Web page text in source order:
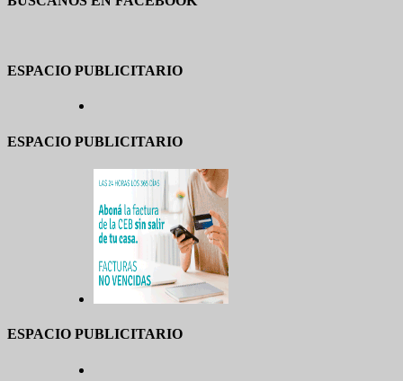
ESPACIO PUBLICITARIO
ESPACIO PUBLICITARIO
ESPACIO PUBLICITARIO